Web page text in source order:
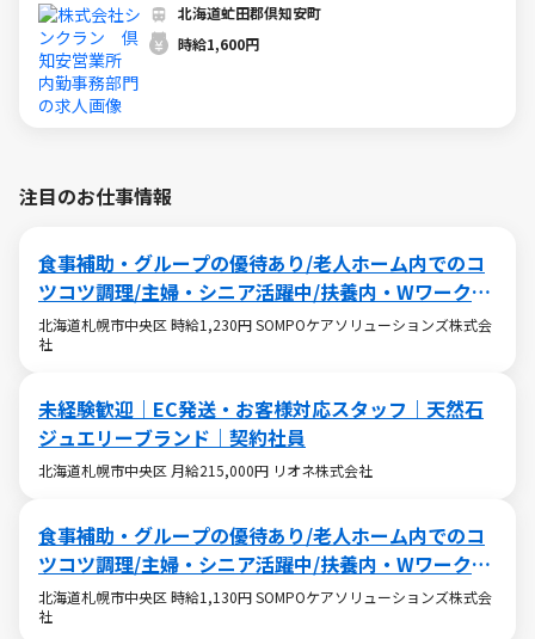
北海道虻田郡倶知安町
時給1,600円
注目のお仕事情報
食事補助・グループの優待あり/老人ホーム内でのコ
ツコツ調理/主婦・シニア活躍中/扶養内・Wワークも
OK
北海道札幌市中央区 時給1,230円 SOMPOケアソリューションズ株式会
社
未経験歓迎｜EC発送・お客様対応スタッフ｜天然石
ジュエリーブランド｜契約社員
北海道札幌市中央区 月給215,000円 リオネ株式会社
食事補助・グループの優待あり/老人ホーム内でのコ
ツコツ調理/主婦・シニア活躍中/扶養内・Wワークも
OK
北海道札幌市中央区 時給1,130円 SOMPOケアソリューションズ株式会
社